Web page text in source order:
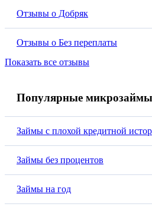
Отзывы о Добряк
Отзывы о Без переплаты
Показать все отзывы
Популярные микрозаймы
Займы с плохой кредитной
Займы без процентов
Займы на год